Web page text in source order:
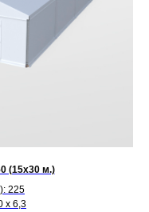
(15х30 м.)
225
х 6,3